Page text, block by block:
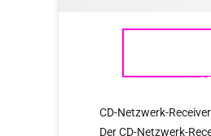
CD-Netzwerk-
Der CD-Netzwerk-